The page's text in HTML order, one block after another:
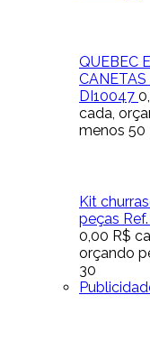
QUEBEC
DI10047
cada,
menos 50
Kit
peças Ref.
0,00 R$
orçando
30